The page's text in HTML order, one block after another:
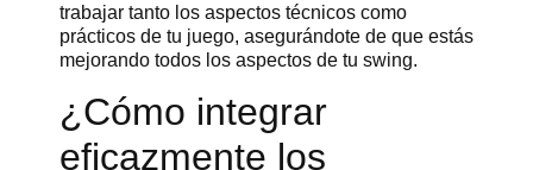
trabajar tanto los aspectos técnicos como
prácticos de tu juego, asegurándote de que estás
mejorando todos los aspectos de tu swing.
¿Cómo integrar
eficazmente los